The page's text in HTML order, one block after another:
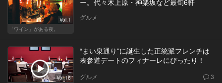
Vol.1
「ワイン」がある夜。
ー。代々木上原・神楽坂など最旬6軒
グルメ
Vol.18
“まい泉通り”に誕生した正統派フレンチは
表参道デートのフィナーレにぴったり！
グルメ 3